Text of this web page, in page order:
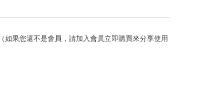
果您還不是會員，請加入會員立即購買來分享使用